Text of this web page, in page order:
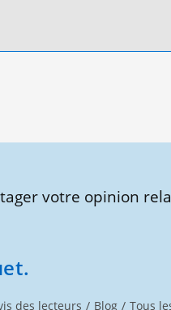
votre opinion
des lecteurs / Blog / Tous